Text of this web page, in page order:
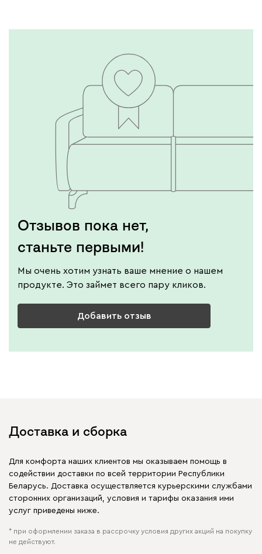
Отзывов пока нет,
станьте первыми!
Мы очень хотим узнать ваше мнение о нашем
продукте. Это займет всего пару кликов.
Добавить отзыв
Доставка и сборка
Для комфорта наших клиентов мы оказываем помощь в
содействии доставки по всей территории Республики
Беларусь. Доставка осуществляется курьерскими службами
сторонних организаций, условия и тарифы оказания ими
услуг приведены ниже.
* при оформлении заказа в рассрочку условия других акций на покупку
не действуют.